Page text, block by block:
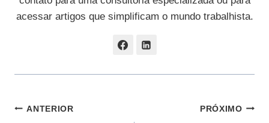
acessar artigos que simplificam o mundo trabalhista.
Navegação
ANTERIOR PRÓXIMO